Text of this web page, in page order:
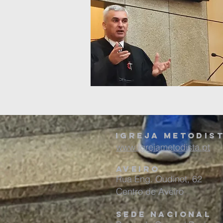
Igreja
www.igrejametodista.pt
Rua Eng. Oudinot, 62
Centro de Aveiro
aveiro
sede nacional